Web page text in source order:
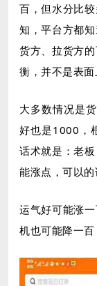
百，但水分比
知，平台方都
货方、拉货方
衡，并不是表面
大多数情况是
好也是1000，
话术就是：老
能涨点，可以的
运气好可能涨
机也可能降一百